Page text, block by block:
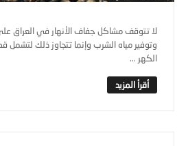
لا تتوقف مشاكل جفاف الأنهار في العراق على
وتوفير مياه الشرب وإنما تتجاوز ذلك لتشمل
الكهر ...